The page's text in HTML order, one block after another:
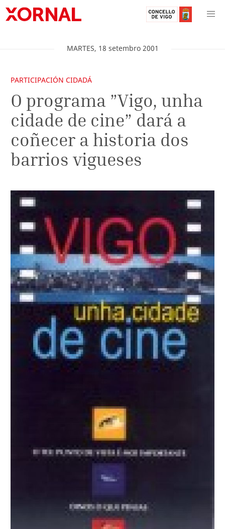
MARTES, 18 setembro 2001
PARTICIPACIÓN CIDADÁ
O programa ”Vigo, unha
cidade de cine” dará a
coñecer a historia dos
barrios vigueses